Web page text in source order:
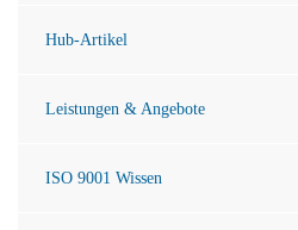
Hub-Artikel
Leistungen & Angebote
ISO 9001 Wissen